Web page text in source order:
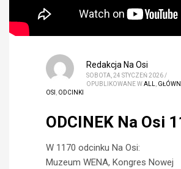
Redakcja Na Osi
SOBOTA, 24 STYCZEŃ 2026 /
OPUBLIKOWANE WALL
OSI
ODCINKI
ODCINEK Na Osi
W 1170 odcinku Na Osi:
Muzeum WENA, Kongres Nowej